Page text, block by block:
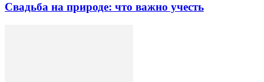
Свадьба на природе: что важно учесть